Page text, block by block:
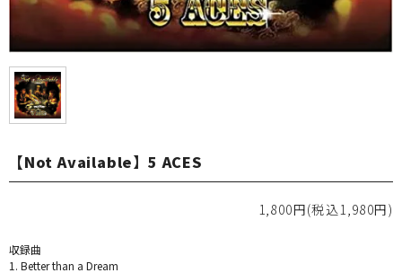
【Not Available】5 ACES
1,800円(税込1,980円)
収録曲
1. Better than a Dream